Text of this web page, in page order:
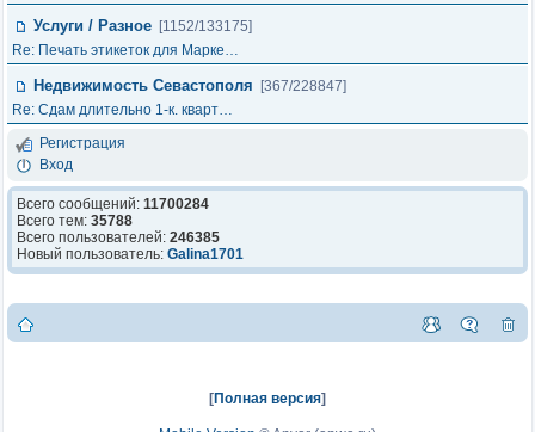
Услуги / Разное [1152/133175]
Re: Печать этикеток для Марке…
Недвижимость Севастополя
[367/228847]
Re: Сдам длительно 1-к. кварт…
Регистрация
Вход
Всего сообщений: 11700284
Всего тем: 35788
Всего пользователей: 246385
Новый пользователь: Galina1701
[Полная версия]